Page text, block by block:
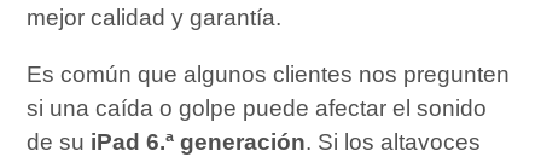
mejor calidad y garantía.
Es común que algunos clientes nos pregunten
si una caída o golpe puede afectar el sonido
de su iPad 6.ª generación. Si los altavoces